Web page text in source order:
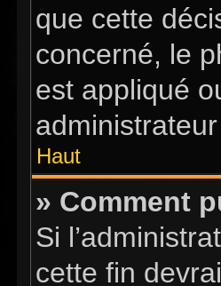
que cette
concerné, le
est appliqué
Haut
» Comment
Si
cette fin